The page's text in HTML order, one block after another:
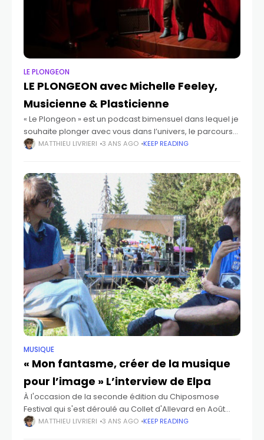
LE PLONGEON
LE PLONGEON avec Michelle Feeley,
Musicienne & Plasticienne
« Le Plongeon » est un podcast bimensuel dans lequel je
souhaite plonger avec vous dans l’univers, le parcours
et la réflexion d’artistes, qu’ils soient en début de
MATTHIEU LIVRIERI 3 ANS AGO KEEP READING
MUSIQUE
« Mon fantasme, créer de la musique
pour l’image » L’interview de Elpa ​
À l'occasion de la seconde édition du Chiposmose
Festival qui s'est déroulé au Collet d'Allevard en Août
dernier, Matthieu Livrieri a posé quelques questions à
MATTHIEU LIVRIERI 3 ANS AGO KEEP READING